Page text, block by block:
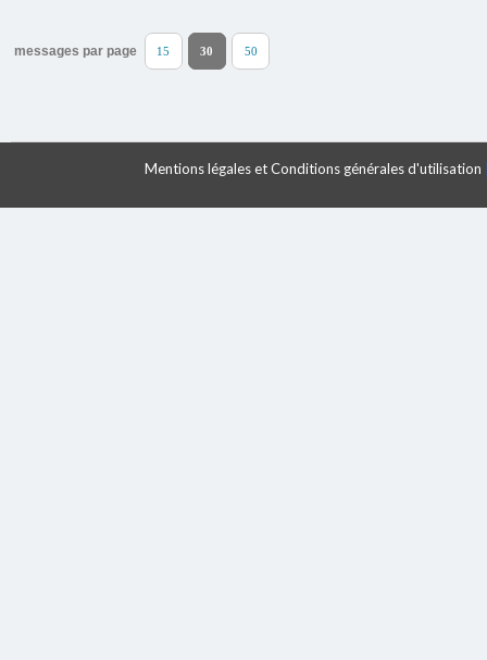
messages par page 15 30 50
Mentions légales et Conditions générales d'utilisation